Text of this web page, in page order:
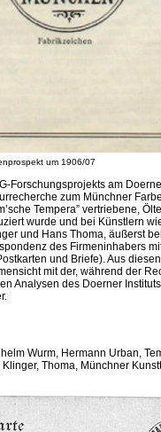
um 1906/07
Forschungsprojekts am
zum Münchner
Tempera” vertriebene,
wurde und bei Künstlern
und Hans Thoma, äußerst
des Firmeninhabers
und Briefe). Aus
mit der, während der
Analysen des Doerner
Wurm, Hermann Urban,
Thoma, Münchner